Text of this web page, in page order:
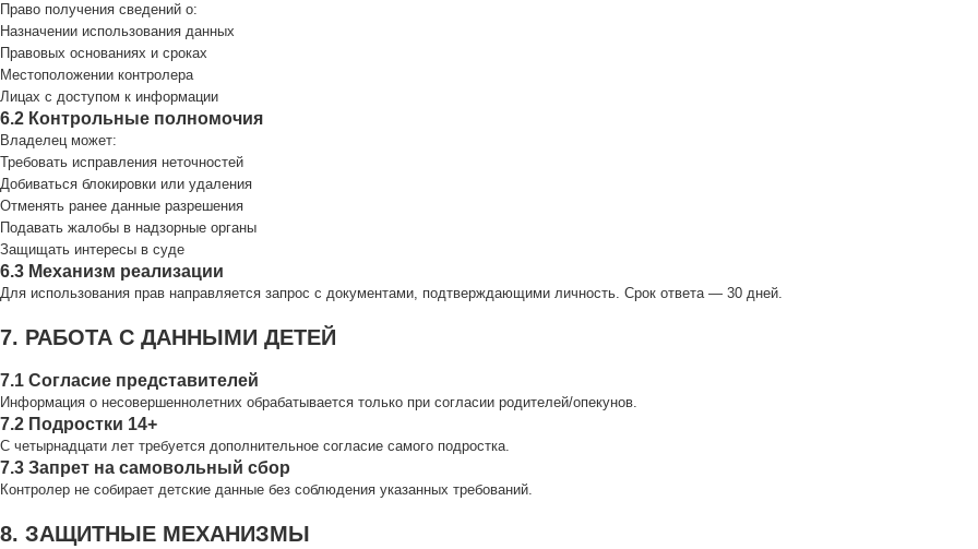
Право получения сведений о:
Назначении использования данных
Правовых основаниях и сроках
Местоположении контролера
Лицах с доступом к информации
6.2 Контрольные полномочия
Владелец может:
Требовать исправления неточностей
Добиваться блокировки или удаления
Отменять ранее данные разрешения
Подавать жалобы в надзорные органы
Защищать интересы в суде
6.3 Механизм реализации
Для использования прав направляется запрос с документами, подтверждающими личность. Срок ответа — 30 дней.
7. РАБОТА С ДАННЫМИ ДЕТЕЙ
7.1 Согласие представителей
Информация о несовершеннолетних обрабатывается только при согласии родителей/опекунов.
7.2 Подростки 14+
С четырнадцати лет требуется дополнительное согласие самого подростка.
7.3 Запрет на самовольный сбор
Контролер не собирает детские данные без соблюдения указанных требований.
8. ЗАЩИТНЫЕ МЕХАНИЗМЫ